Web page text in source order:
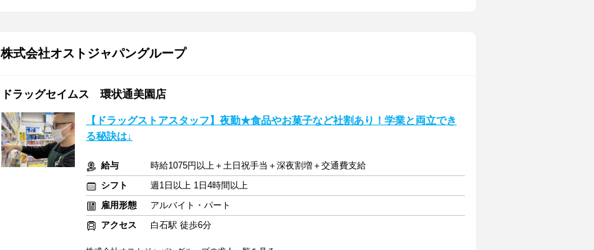
株式会社オストジャパングループ
ドラッグセイムス 環状通美園店
【ドラッグストアスタッフ】夜勤★食品やお菓子など社割あり！学業と両立でき
る秘訣は↓
給与
時給1075円以上＋土日祝手当＋深夜割増＋交通費支給
シフト
週1日以上 1日4時間以上
雇用形態
アルバイト・パート
アクセス
白石駅 徒歩6分